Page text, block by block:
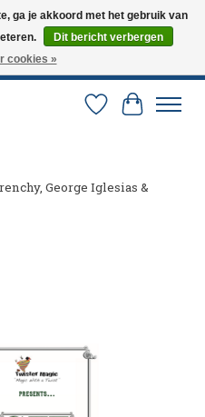
verzending via PostNL en DHL.
om een afspraak te maken. 0251-
Verlanglijst
George Iglesias &
ga je akkoord met het gebruik van
Dit bericht verbergen
cookies »